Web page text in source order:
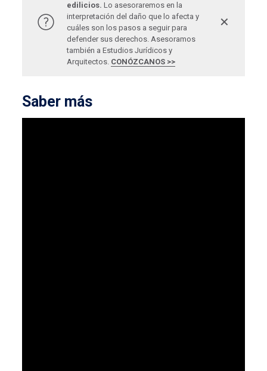
edilicios. Lo asesoraremos en la
interpretación del daño que lo afecta y
cuáles son los pasos a seguir para
defender sus derechos. Asesoramos
también a Estudios Jurídicos y
Arquitectos. CONÓZCANOS >>
✕
Saber más